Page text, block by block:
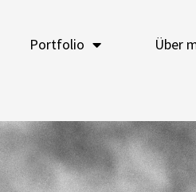
Portfolio Über